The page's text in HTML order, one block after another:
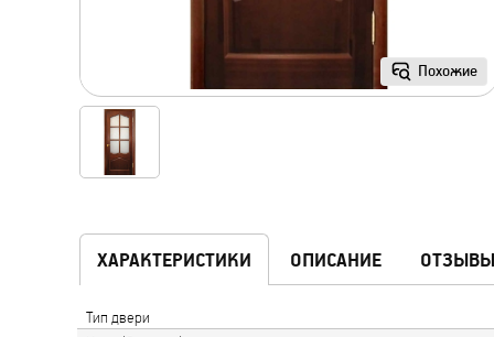
Похожие
ХАРАКТЕРИСТИКИ ОПИСАНИЕ ОТЗЫВЫ
Тип двери